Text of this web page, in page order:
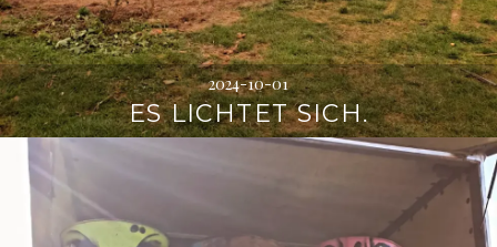
2024-10-01
ES LICHTET SICH.